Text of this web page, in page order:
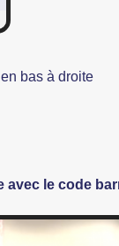
bas à droite
avec le code